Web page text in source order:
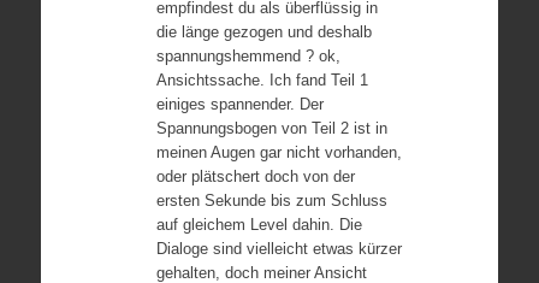
empfindest du als überflüssig in
die länge gezogen und deshalb
spannungshemmend ? ok,
Ansichtssache. Ich fand Teil 1
einiges spannender. Der
Spannungsbogen von Teil 2 ist in
meinen Augen gar nicht vorhanden,
oder plätschert doch von der
ersten Sekunde bis zum Schluss
auf gleichem Level dahin. Die
Dialoge sind vielleicht etwas kürzer
gehalten, doch meiner Ansicht